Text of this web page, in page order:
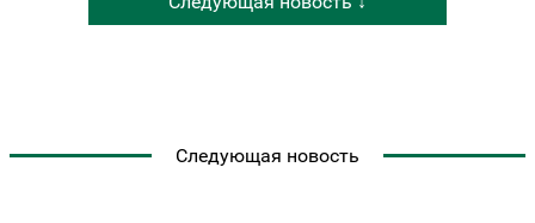
Следующая новость